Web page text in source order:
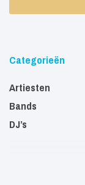
Categorieën
Artiesten
Bands
DJ’s